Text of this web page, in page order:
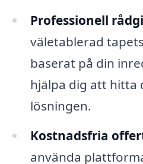
Professionell
väletablerad
baserat på din
hjälpa dig att hitta
lösningen.
Kostnadsfria
använda